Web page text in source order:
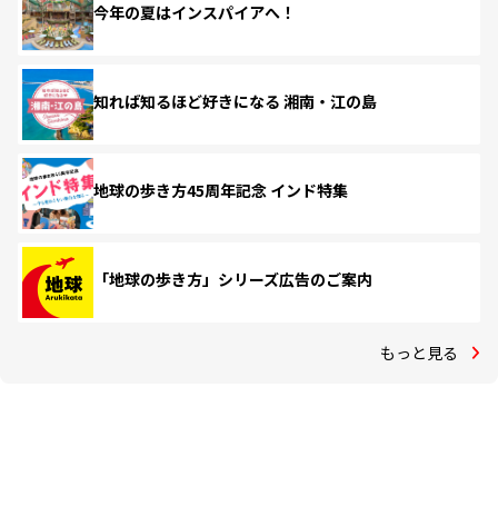
今年の夏はインスパイアへ！
知れば知るほど好きになる 湘南・江の島
地球の歩き方45周年記念 インド特集
「地球の歩き方」シリーズ広告のご案内
もっと見る